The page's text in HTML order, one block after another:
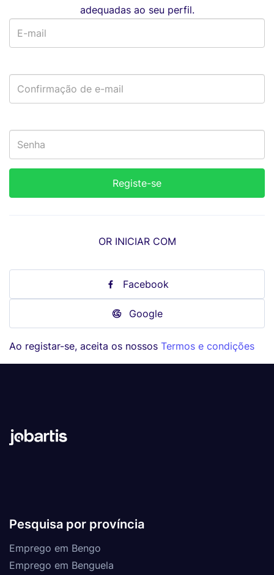
adequadas ao seu perfil.
OR INICIAR COM
Facebook
Google
Ao registar-se, aceita os nossos Termos e condições
Pesquisa por província
Emprego em Bengo
Emprego em Benguela